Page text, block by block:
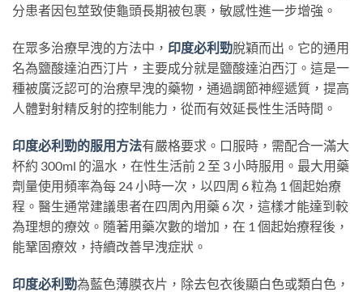
分患者因包莖致使龜頭長期被包裹，敏感性進一步增強。
在眾多治療早洩的方法中， 印度必利勁脫穎而出。它的通用
名為鹽酸達泊西汀片，主要成分就是鹽酸達泊西汀。這是一
種被廣泛認可的治療早洩的藥物，通過調節神經遞質，提高
人體對射精反射的控制能力，從而有效延長性生活時間。
印度必利勁的服用方法有嚴格要求。口服時，需配合一滿大
杯約 300ml 的溫水，在性生活前 2 至 3 小時服用。最大用藥
劑量使用頻率為每 24 小時一次，以四周 6 粒為 1 個起始療
程。醫生通常建議患者在四周內用藥 6 次，這樣才能達到較
為理想的療效。隨著用藥次數的增加，在 1 個起始療程後，
能鞏固療效，持續改善早洩症狀。
印度必利勁為藍色薄膜衣片，除去包衣後顯白色或類白色，